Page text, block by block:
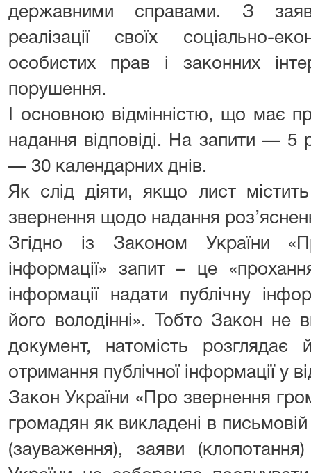
державними справами. З
реалізації своїх соціально-
особистих прав і законних
порушення.
І основною відмінністю, що має
надання відповіді. На запити — 5
— 30 календарних днів.
Як слід діяти, якщо лист
звернення щодо надання
Згідно із Законом України
інформації» запит – це
інформації надати публічну
його володінні». Тобто Закон не
документ, натомість
отримання публічної інформації у
Закон України «Про звернення
громадян як викладені в
(зауваження), заяви